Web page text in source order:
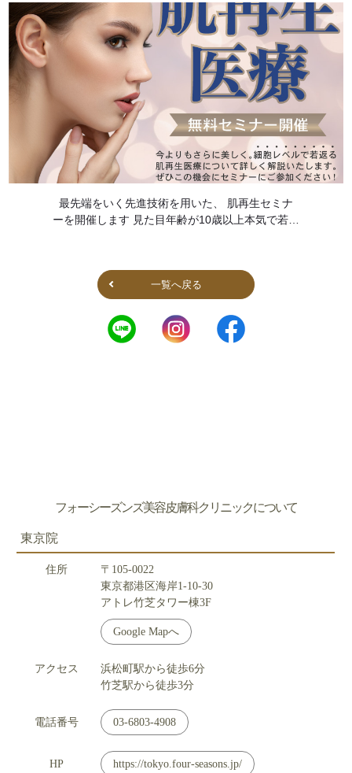
一覧へ戻る
カウンセリングを受けていただく機会を増やし、
肌に悩んでいる人 […]
最先端をいく先進技術を用いた、 肌再生セミナ
ーを開催します 見た目年齢が10歳以上本気で若返
を行うフォーシーズンズ美 […]
フォーシーズンズ美容皮膚科クリニックについて
東京院
住所
〒105-0022
東京都港区海岸1-10-30
アトレ竹芝タワー棟3F
Google Mapへ
アクセス
浜松町駅から徒歩6分
竹芝駅から徒歩3分
電話番号 03-6803-4908
HP https://tokyo.four-seasons.jp/